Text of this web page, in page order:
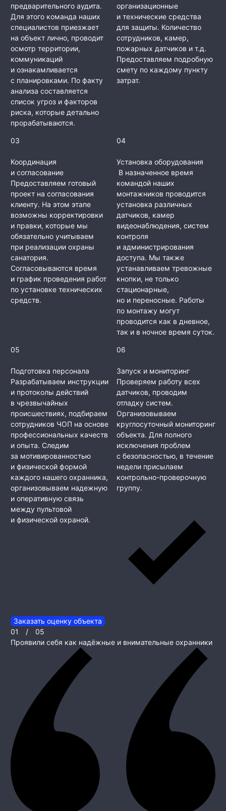
предварительного аудита.
Для этого команда наших
специалистов приезжает
на объект лично, проводит
осмотр территории,
коммуникаций
и ознакамливается
с планировками. По факту
анализа составляется
список угроз и факторов
риска, которые детально
прорабатываются.
организационные
и технические средства
для защиты. Количество
сотрудников, камер,
пожарных датчиков и т.д.
Предоставляем подробную
смету по каждому пункту
затрат.
03
Координация
и согласование
Предоставляем готовый
проект на согласования
клиенту. На этом этапе
возможны корректировки
и правки, которые мы
обязательно учитываем
при реализации охраны
санатория.
Согласовываются время
и график проведения работ
по установке технических
средств.
04
Установка оборудования
В назначенное время
командой наших
монтажников проводится
установка различных
датчиков, камер
видеонаблюдения, систем
контроля
и администрирования
доступа. Мы также
устанавливаем тревожные
кнопки, не только
стационарные,
но и переносные. Работы
по монтажу могут
проводится как в дневное,
так и в ночное время суток.
05
Подготовка персонала
Разрабатываем инструкции
и протоколы действий
в чрезвычайных
происшествиях, подбираем
сотрудников ЧОП на основе
профессиональных качеств
и опыта. Следим
за мотивированностью
и физической формой
каждого нашего охранника,
организовываем надежную
и оперативную связь
между пультовой
и физической охраной.
06
Запуск и мониторинг
Проверяем работу всех
датчиков, проводим
отладку систем.
Организовываем
круглосуточный мониторинг
объекта. Для полного
исключения проблем
с безопасностью, в течение
недели присылаем
контрольно-проверочную
группу.
Заказать оценку объекта
01
/
05
Проявили себя как надёжные и внимательные охранники